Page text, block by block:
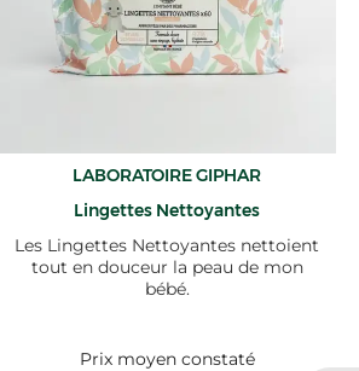
LABORATOIRE GIPHAR
Lingettes Nettoyantes
Les Lingettes Nettoyantes nettoient
tout en douceur la peau de mon
bébé.
Prix moyen constaté